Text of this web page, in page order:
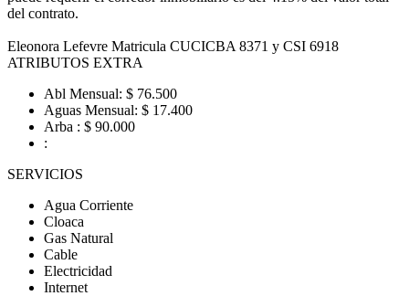
del contrato.
Eleonora Lefevre Matricula CUCICBA 8371 y CSI 6918
ATRIBUTOS EXTRA
Abl Mensual: $ 76.500
Aguas Mensual: $ 17.400
Arba : $ 90.000
:
SERVICIOS
Agua Corriente
Cloaca
Gas Natural
Cable
Electricidad
Internet